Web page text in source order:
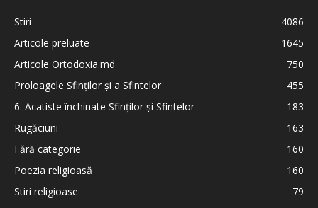
Stiri
4086
Articole preluate
1645
Articole Ortodoxia.md
750
Proloagele Sfinților și a Sfintelor
455
6. Acatiste închinate Sfinților și Sfintelor
183
Rugăciuni
163
Fără categorie
160
Poezia religioasă
160
Stiri religioase
79